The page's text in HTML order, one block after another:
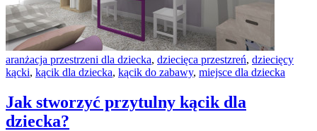
aranżacja przestrzeni dla dziecka, dziecięca przestzreń, dziecięcy
kącki, kącik dla dziecka, kącik do zabawy, miejsce dla dziecka
Jak stworzyć przytulny kącik dla
dziecka?